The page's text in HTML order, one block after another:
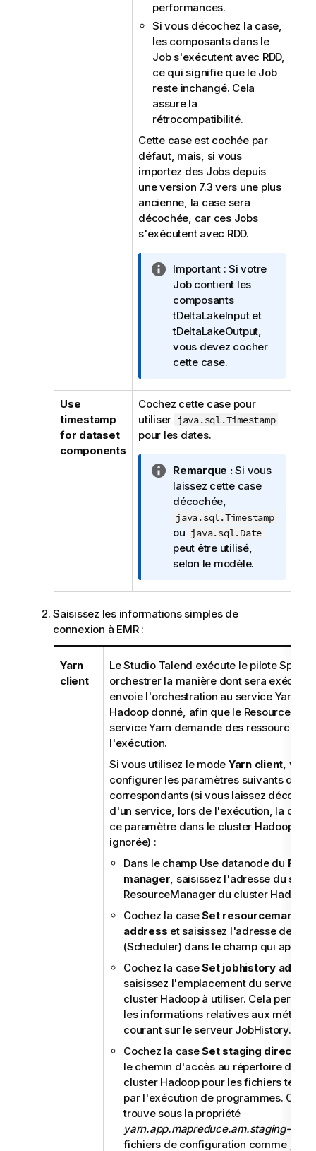
performances.
Si vous décochez la case,
les composants dans le
Job s'exécutent avec RDD,
ce qui signifie que le Job
reste inchangé. Cela
assure la
rétrocompatibilité.
Cette case est cochée par
défaut, mais, si vous
importez des Jobs depuis
une version 7.3 vers une plus
ancienne, la case sera
décochée, car ces Jobs
s'exécutent avec RDD.
N
o
t
e
I
n
f
r
m
a
t
o
n
s
Important : Si votre
Job contient les
composants
tDeltaLakeInput et
tDeltaLakeOutput,
vous devez cocher
cette case.
Use
timestamp
for dataset
components
Cochez cette case pour
utiliser java.sql.Timestamp
pour les dates.
N
o
t
e
I
n
f
r
m
o
n
s
Remarque :Si vous
laissez cette case
décochée,
java.sql.Timestamp
ou java.sql.Date
peut être utilisé,
selon le modèle.
Saisissez les informations simples de
connexion à EMR :
Yarn
client
LeStudio Talend exécute le pilote Spark
orchestrer la manière dont sera exécuté
envoie l'orchestration au service Yarn
Hadoop donné, afin que le Resource
service Yarn demande des ressources
l'exécution.
Si vous utilisez le mode Yarn client,
configurer les paramètres suivants dans
correspondants (si vous laissez
d'un service, lors de l'exécution, la
ce paramètre dans le cluster Hadoop à
ignorée) :
Dans le champ Use datanode du
manager, saisissez l'adresse du
ResourceManager du cluster Hadoop
Cochez la caseSet
address et saisissez l'adresse de
(Scheduler) dans le champ qui
Cochez la caseSet jobhistory
saisissez l'emplacement du serveur
cluster Hadoop à utiliser. Cela permet
les informations relatives aux
courant sur le serveur JobHistory.
Cochez la caseSet staging directory
le chemin d'accès au répertoire défini
cluster Hadoop pour les fichiers
par l'exécution de programmes. Ce
trouve sous la propriété
yarn.app.mapreduce.am.staging-dir
fichiers de configuration comme